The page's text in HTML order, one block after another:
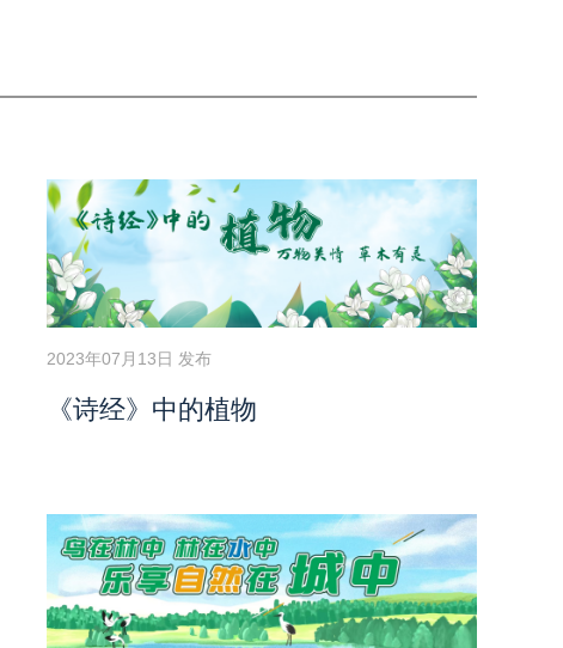
2023年07月13日 发布
《诗经》中的植物